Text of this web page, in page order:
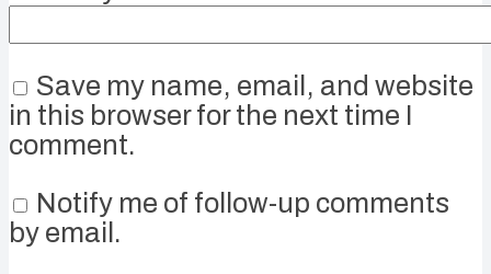
Save my name, email, and website
in this browser for the next time I
comment.
Notify me of follow-up comments
by email.